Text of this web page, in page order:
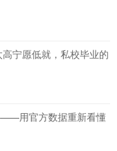
宁愿低就，私校毕业的
——用官方数据重新看懂